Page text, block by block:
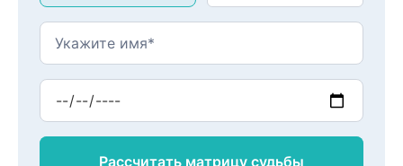
Рассчитать матрицу судьбы